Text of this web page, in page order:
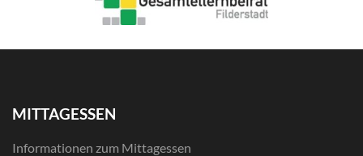
MITTAGESSEN
Informationen zum Mittagessen